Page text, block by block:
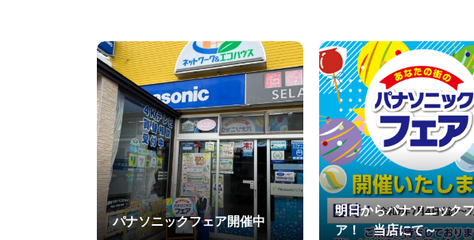
パナソニックフェア開催中
明日からパナソニック
ア！ 当店にて～